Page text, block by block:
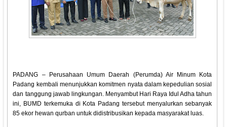
PADANG – Perusahaan Umum Daerah (Perumda) Air Minum Kota
Padang kembali menunjukkan komitmen nyata dalam kepedulian sosial
dan tanggung jawab lingkungan. Menyambut Hari Raya Idul Adha tahun
ini, BUMD terkemuka di Kota Padang tersebut menyalurkan sebanyak
85 ekor hewan qurban untuk didistribusikan kepada masyarakat luas.